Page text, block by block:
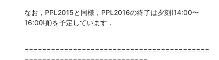
なお，PPL2015と同様，PPL2016の終了は夕刻(14:00〜
16:00頃)を予定しています．
==========================================